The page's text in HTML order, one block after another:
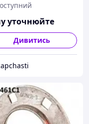
уточнюйте
Дивитись